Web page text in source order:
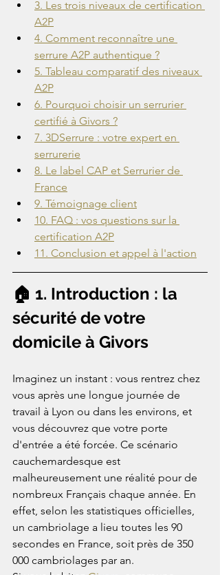
3. Les trois niveaux de certification
A2P
4. Comment reconnaître une
serrure A2P authentique ?
5. Tableau comparatif des niveaux
A2P
6. Pourquoi choisir un serrurier
certifié à Givors ?
7. 3DSerrure : votre expert en
serrurerie
8. Le label CAP et Serrurier de
France
9. Témoignage client
10. FAQ : vos questions sur la
certification A2P
11. Conclusion et appel à l'action
🏠 1. Introduction : la
sécurité de votre
domicile à Givors
Imaginez un instant : vous rentrez chez
vous après une longue journée de
travail à Lyon ou dans les environs, et
vous découvrez que votre porte
d'entrée a été forcée. Ce scénario
cauchemardesque est
malheureusement une réalité pour de
nombreux Français chaque année. En
effet, selon les statistiques officielles,
un cambriolage a lieu toutes les 90
secondes en France, soit près de 350
000 cambriolages par an.